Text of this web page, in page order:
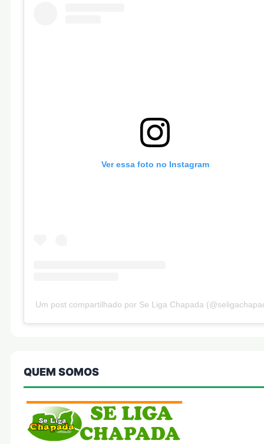
Ver essa foto no Instagram
Um post compartilhado por Se Liga Chapada
QUEM SOMOS